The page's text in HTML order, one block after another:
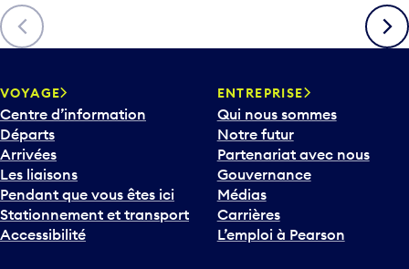
è
c
h
v
e
r
s
l
e
b
a
Précédent
VOYAGE
Centre d’information
Départs
Arrivées
Les liaisons
Pendant que vous êtes ici
Stationnement et transport
Accessibilité
ENTREPRISE
Qui nous sommes
Notre futur
Partenariat avec nous
Gouvernance
Médias
Carrières
L’emploi à Pearson